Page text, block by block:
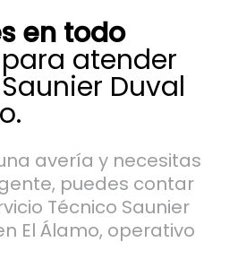
en todo
atender
Duval
avería y necesitas
puedes contar
Técnico Saunier
El Álamo, operativo